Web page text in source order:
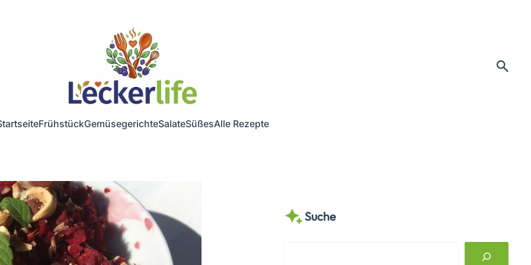
FrühstückGemüsegerichteSalateSüßesAlle Rezepte
Suche